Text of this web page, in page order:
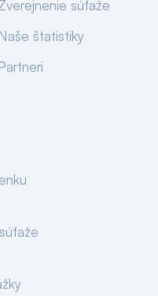
súťaže
Naše štatistiky
Partneri